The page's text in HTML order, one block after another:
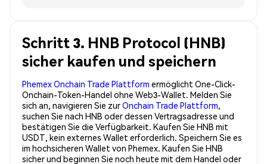
Schritt 3. HNB Protocol (HNB)
sicher kaufen und speichern
Phemex Onchain Trade Plattform ermöglicht One-Click-
Onchain-Token-Handel ohne Web3-Wallet. Melden Sie
sich an, navigieren Sie zurOnchain Trade Plattform,
suchen Sie nach HNB oder dessen Vertragsadresse und
bestätigen Sie die Verfügbarkeit. Kaufen Sie HNB mit
USDT, kein externes Wallet erforderlich. Speichern Sie es
im hochsicheren Wallet von Phemex. Kaufen Sie HNB
sicher und beginnen Sie noch heute mit dem Handel oder